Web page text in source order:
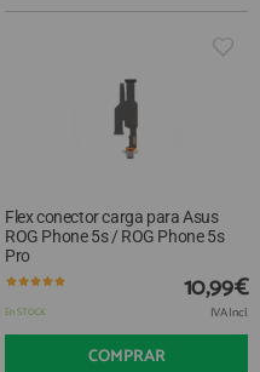
Flex conector carga para Asus
ROG Phone 5s / ROG Phone 5s
Pro
En STOCK
10,99€
IVA Incl.
COMPRAR